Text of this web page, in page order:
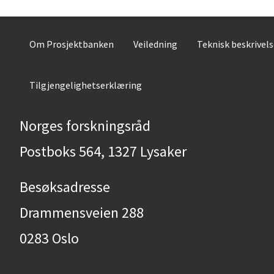
Om Prosjektbanken Veiledning Teknisk
Tilgjengelighetserklæring
Norges forskningsråd
Postboks 564, 1327 Lysaker
Besøksadresse
Drammensveien 288
0283 Oslo